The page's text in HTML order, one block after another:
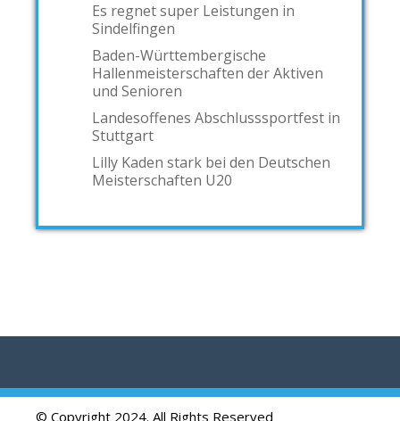
Es regnet super Leistungen in
Sindelfingen
Baden-Württembergische
Hallenmeisterschaften der Aktiven
und Senioren
Landesoffenes Abschlusssportfest in
Stuttgart
Lilly Kaden stark bei den Deutschen
Meisterschaften U20
© Copyright 2024. All Rights Reserved